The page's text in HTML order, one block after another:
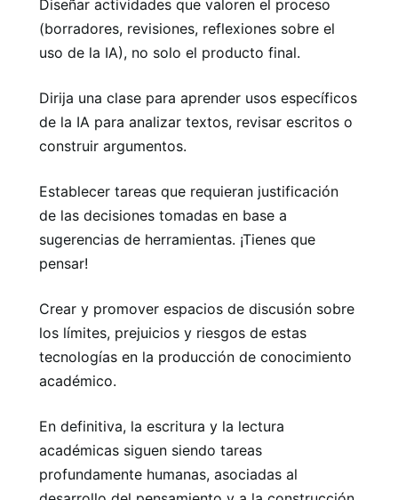
Diseñar actividades que valoren el proceso
(borradores, revisiones, reflexiones sobre el
uso de la IA), no solo el producto final.
Dirija una clase para aprender usos específicos
de la IA para analizar textos, revisar escritos o
construir argumentos.
Establecer tareas que requieran justificación
de las decisiones tomadas en base a
sugerencias de herramientas. ¡Tienes que
pensar!
Crear y promover espacios de discusión sobre
los límites, prejuicios y riesgos de estas
tecnologías en la producción de conocimiento
académico.
En definitiva, la escritura y la lectura
académicas siguen siendo tareas
profundamente humanas, asociadas al